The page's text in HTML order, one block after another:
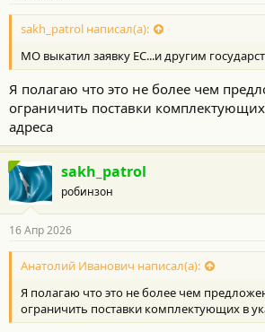
sakh_patrol написал(а):
МО выкатил заявку ЕС...и другим
Я полагаю что это не более чем
ограничить поставки
адреса
sakh_patrol
робинзон
16 Апр 2026
Анатолий Иванович написал(а):
Я полагаю что это не более чем
ограничить поставки комплектующих в